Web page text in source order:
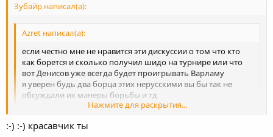
Зубайр написал(а):
Azret написал(а):
если честно мне не нравится эти дискуссии о том что кто
как борется и сколько получил шидо на турнире или что
вот Денисов уже всегда будет проигрывать Варламу
я уверен будь два борца этих нерусскими вы бы так не
обсуждали их манеры борьбы и тд
если бы Варлам одолел например я не знаю Омарова вы ты
выигрывать и тд
Нажмите для раскрытия...
:-) :-) красавчик ты